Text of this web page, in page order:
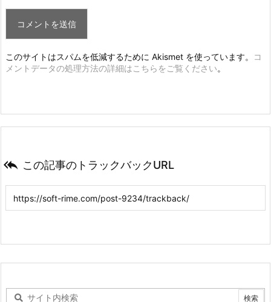
このサイトはスパムを低減するために Akismet を使っています。
コ
メントデータの処理方法の詳細はこちらをご覧ください。
 この記事のトラックバックURL